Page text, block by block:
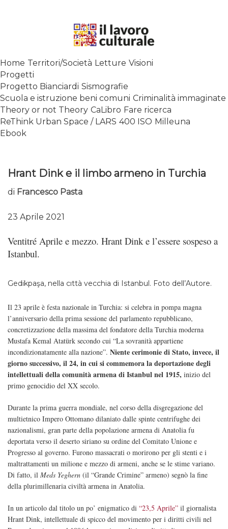
SPALANCARE LE FINESTRE DEI
CONTEMPORANEO
Home Territori/Società Letture Visioni
Progetti
Progetto Bianciardi Sismografie
Scuola e istruzione beni comuni Criminalità immaginate
Theory or not Theory CaLibro Fare ricerca
ReThink Urban Space / LARS 400 ISO Milleuna
Ebook
Hrant Dink e il limbo armeno in Turchia
di Francesco Pasta
23 Aprile 2021
Ventitré Aprile e mezzo. Hrant Dink e l’essere sospeso a
Istanbul.
Gedikpaşa, nella cıttà vecchia di Istanbul. Foto dell’Autore.
Il 23 aprile è festa nazionale in Turchia: si celebra in pompa magna
l’anniversario della prima sessione del parlamento repubblicano,
concretizzazione della massima del fondatore della Turchia moderna
Mustafa Kemal Atatürk secondo cui “La sovranità appartiene
incondizionatamente alla nazione”. Niente cerimonie di Stato, invece, il
giorno successivo, il 24, in cui si commemora la deportazione degli
intellettuali della comunità armena di Istanbul nel 1915, inizio del
primo genocidio del XX secolo.
Durante la prima guerra mondiale, nel corso della disgregazione del
multietnico Impero Ottomano dilaniato dalle spinte centrifughe dei
nazionalismi, gran parte della popolazione armena di Anatolia fu
deportata verso il deserto siriano su ordine del Comitato Unione e
Progresso al governo. Furono massacrati o morirono per gli stenti e i
maltrattamenti un milione e mezzo di armeni, anche se le stime variano.
Di fatto, il Meds Yeghern (il “Grande Crimine” armeno) segnò la fine
della plurimillenaria civiltà armena in Anatolia.
In un articolo dal titolo un po’ enigmatico di “23,5 Aprile” il giornalista
Hrant Dink, intellettuale di spicco del movimento per i diritti civili nel